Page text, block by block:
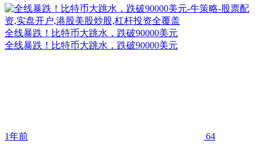
全线暴跌！比特币大跳水，跌破90000美元
全线暴跌！比特币大跳水，跌破90000美元
1年前 64